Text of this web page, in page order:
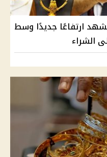
ارتفاعًا جديدًا وسط
الشراء